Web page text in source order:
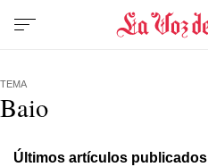
TEMA
Baio
Últimos artículos publicados